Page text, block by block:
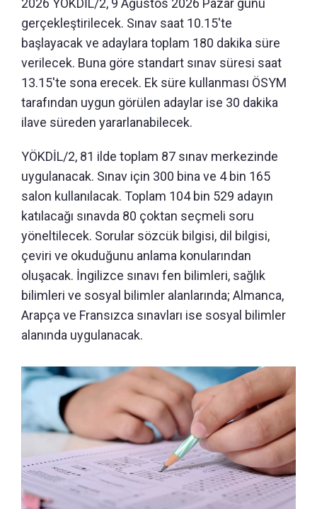
gerçekleştirilecek. Sınav saat 10.15'te
başlayacak ve adaylara toplam 180 dakika süre
verilecek. Buna göre standart sınav süresi saat
13.15'te sona erecek. Ek süre kullanması ÖSYM
tarafından uygun görülen adaylar ise 30 dakika
ilave süreden yararlanabilecek.
YÖKDİL/2, 81 ilde toplam 87 sınav merkezinde
uygulanacak. Sınav için 300 bina ve 4 bin 165
salon kullanılacak. Toplam 104 bin 529 adayın
katılacağı sınavda 80 çoktan seçmeli soru
yöneltilecek. Sorular sözcük bilgisi, dil bilgisi,
çeviri ve okuduğunu anlama konularından
oluşacak. İngilizce sınavı fen bilimleri, sağlık
bilimleri ve sosyal bilimler alanlarında; Almanca,
Arapça ve Fransızca sınavları ise sosyal bilimler
alanında uygulanacak.